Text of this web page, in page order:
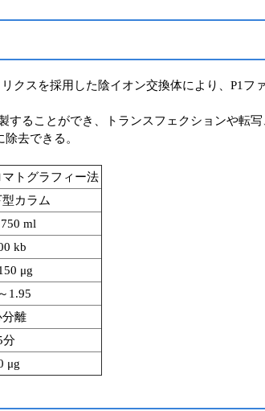
クスを採用した陰イオン交換体により、P1
ることができ、トランスフェクションや転
去できる。
トグラフィー法
カラム
ml
kb
μg
1.95
分離
分
μg